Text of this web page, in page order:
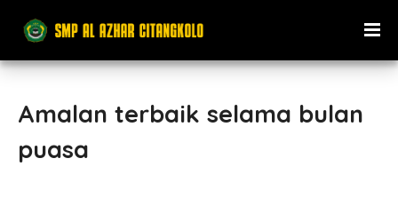
Amalan terbaik selama bulan
puasa